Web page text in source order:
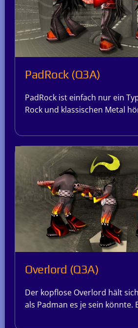
PadRock (Q3A)
PadRock ist einfach nur ein
Rock und klassischen Metal
Overlord (Q3A)
Der kopflose Overlord hält
als Padman es je sein könnte.